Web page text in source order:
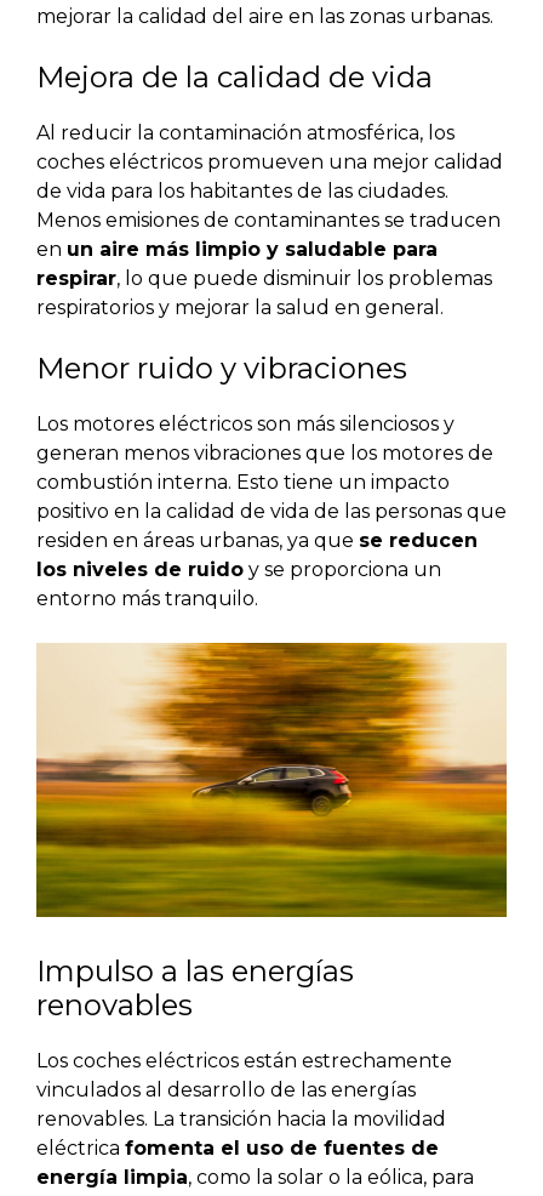
mejorar la calidad del aire en las zonas urbanas.
Mejora de la calidad de vida
Al reducir la contaminación atmosférica, los
coches eléctricos promueven una mejor calidad
de vida para los habitantes de las ciudades.
Menos emisiones de contaminantes se traducen
en un aire más limpio y saludable para
respirar, lo que puede disminuir los problemas
respiratorios y mejorar la salud en general.
Menor ruido y vibraciones
Los motores eléctricos son más silenciosos y
generan menos vibraciones que los motores de
combustión interna. Esto tiene un impacto
positivo en la calidad de vida de las personas que
residen en áreas urbanas, ya que se reducen
los niveles de ruido y se proporciona un
entorno más tranquilo.
Impulso a las energías
renovables
Los coches eléctricos están estrechamente
vinculados al desarrollo de las energías
renovables. La transición hacia la movilidad
eléctrica fomenta el uso de fuentes de
energía limpia, como la solar o la eólica, para